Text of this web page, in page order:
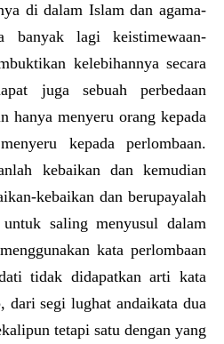
di dalam Islam dan agama-
banyak lagi keistimewaan-
kelebihannya secara
juga sebuah perbedaan
hanya menyeru orang kepada
kepada perlombaan.
kebaikan dan kemudian
kebaikan dan berupayalah
saling menyusul dalam
kata perlombaan
tidak didapatkan arti kata
dari segi lughat andaikata dua
tetapi satu dengan yang